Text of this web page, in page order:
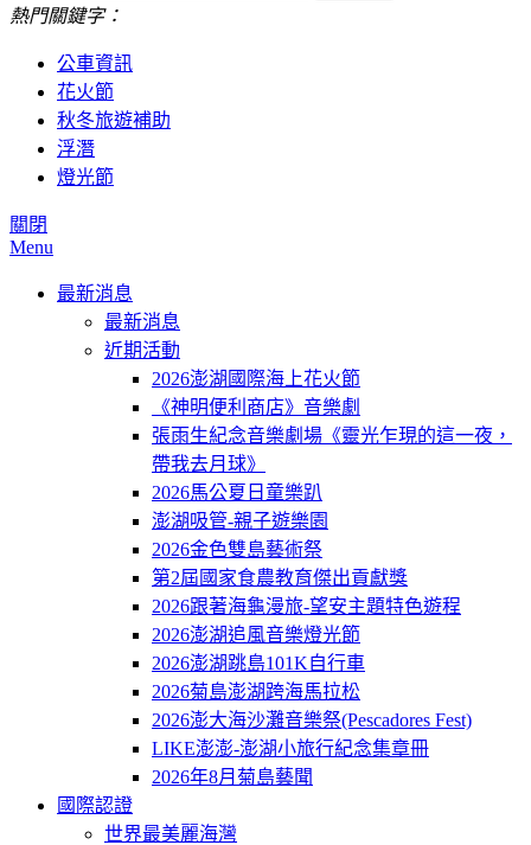
熱門關鍵字：
公車資訊
花火節
秋冬旅遊補助
浮潛
燈光節
關閉
Menu
最新消息
最新消息
近期活動
2026澎湖國際海上花火節
《神明便利商店》音樂劇
張雨生紀念音樂劇場《靈光乍現的這一夜，
帶我去月球》
2026馬公夏日童樂趴
澎湖吸管-親子遊樂園
2026金色雙島藝術祭
第2屆國家食農教育傑出貢獻獎
2026跟著海龜漫旅-望安主題特色遊程
2026澎湖追風音樂燈光節
2026澎湖跳島101K自行車
2026菊島澎湖跨海馬拉松
2026澎大海沙灘音樂祭(Pescadores Fest)
LIKE澎澎-澎湖小旅行紀念集章冊
2026年8月菊島藝聞
國際認證
世界最美麗海灣